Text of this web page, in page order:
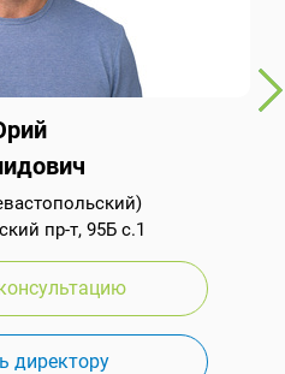
пр-т, 95Б с.1
директору